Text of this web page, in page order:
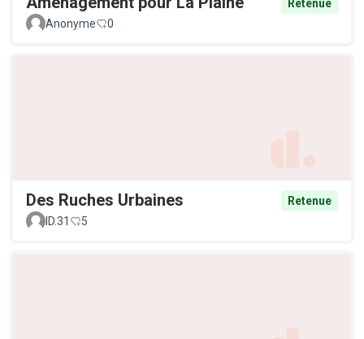
Retenue
Anonyme
0
Des Ruches Urbaines
Retenue
ID.31
5